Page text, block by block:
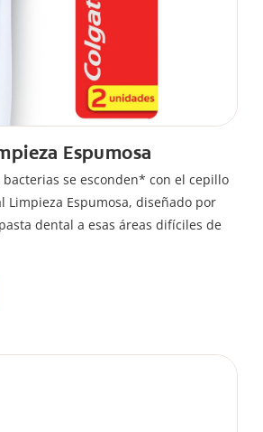
Espumosa
se esconden* con el cepillo
Limpieza Espumosa, diseñado por
dental a esas áreas difíciles de